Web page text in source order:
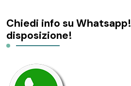
Chiedi info su
disposizione!